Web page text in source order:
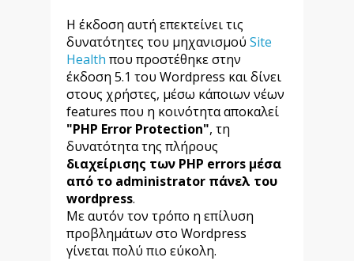
Η έκδοση αυτή επεκτείνει τις
δυνατότητες του μηχανισμού Site
Health που προστέθηκε στην
έκδοση 5.1 του Wordpress και δίνει
στους χρήστες, μέσω κάποιων νέων
features που η κοινότητα αποκαλεί
"PHP Error Protection", τη
δυνατότητα της πλήρους
διαχείρισης των PHP errors μέσα
από το administrator πάνελ του
wordpress.
Με αυτόν τον τρόπο η επίλυση
προβλημάτων στο Wordpress
γίνεται πολύ πιο εύκολη.